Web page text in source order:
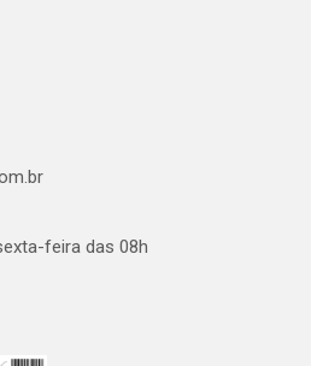
feira das 08h